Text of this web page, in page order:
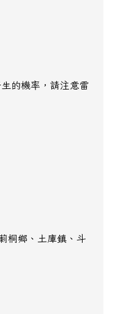
的機率，請注意雷
桐鄉、土庫鎮、斗